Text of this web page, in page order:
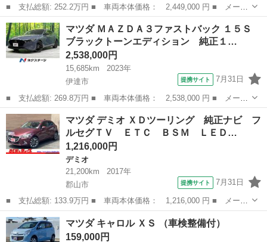
■ 支払総額: 252.2万円 ■ 車両本体価格： 2,449,000 円 ■ メーカ
ー名： マツダ ■ 車種名： ＣＸ－５ ■ グレード名： ＸＤ ス
ポーツアピアランス サンルーフ・ＢＯＳＥスピーカー・全方位モニ
ター・Ｅ...
福島 いわき市 CX-5
マツダ ＭＡＺＤＡ３ファストバック １５Ｓ
ブラックトーンエディション 純正１…
2,538,000円
15,685km
2023年
伊達市
提携サイト 7月31日
■ 支払総額: 269.8万円 ■ 車両本体価格： 2,538,000 円 ■ メーカ
ー名： マツダ ■ 車種名： ＭＡＺＤＡ３ファストバック ■ グレ
ード名： １５Ｓ ブラックトーンエディション 純正１０型ナビ
全周囲カ...
福島 伊達市 マツダ
マツダ デミオ ＸＤツーリング 純正ナビ フ
ルセグＴＶ ＥＴＣ ＢＳＭ ＬＥＤ…
1,216,000円
デミオ
21,200km
2017年
郡山市
提携サイト 7月31日
■ 支払総額: 133.9万円 ■ 車両本体価格： 1,216,000 円 ■ メーカ
ー名： マツダ ■ 車種名： デミオ ■ グレード名： ＸＤツーリ
ング 純正ナビ フルセグＴＶ ＥＴＣ ＢＳＭ ＬＥＤヘッドライ
ト パド...
福島 郡山市 デミオ
マツダ キャロル ＸＳ （車検整備付）
159,000円